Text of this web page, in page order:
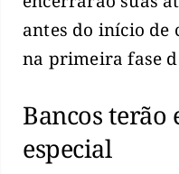
antes do início de
na primeira fase
Bancos terão
especial